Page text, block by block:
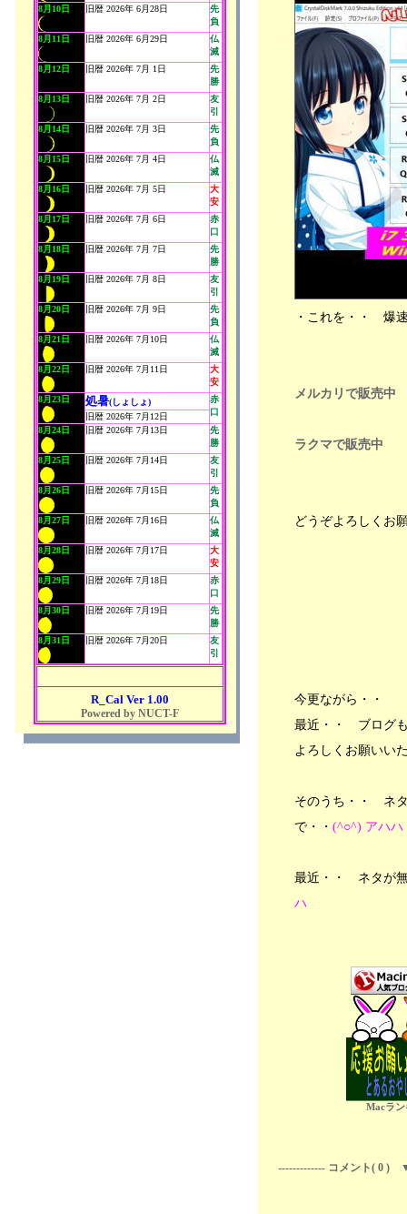
8月10日
旧暦 2026年 6月28日
先
負
8月11日
旧暦 2026年 6月29日
仏
滅
8月12日
旧暦 2026年 7月 1日
先
勝
8月13日
旧暦 2026年 7月 2日
友
引
8月14日
旧暦 2026年 7月 3日
先
負
8月15日
旧暦 2026年 7月 4日
仏
滅
8月16日
旧暦 2026年 7月 5日
大
安
8月17日
旧暦 2026年 7月 6日
赤
口
8月18日
旧暦 2026年 7月 7日
先
勝
8月19日
旧暦 2026年 7月 8日
友
引
8月20日
旧暦 2026年 7月 9日
先
負
8月21日
旧暦 2026年 7月10日
仏
滅
8月22日
旧暦 2026年 7月11日
大
安
8月23日
処暑(しょしょ)
赤
口
旧暦 2026年 7月12日
8月24日
旧暦 2026年 7月13日
先
勝
8月25日
旧暦 2026年 7月14日
友
引
8月26日
旧暦 2026年 7月15日
先
負
8月27日
旧暦 2026年 7月16日
仏
滅
8月28日
旧暦 2026年 7月17日
大
安
8月29日
旧暦 2026年 7月18日
赤
口
8月30日
旧暦 2026年 7月19日
先
勝
8月31日
旧暦 2026年 7月20日
友
引
R_Cal Ver 1.00
Powered by NUCT-F
・これを・・ 爆
メルカリで販売中
ラクマで販売中
どうぞよろしくお
今更ながら・・
最近・・ ブログ
よろしくお願いい
そのうち・・ ネ
で・・ (^○^) アハハ
最近・・ ネタが
ハ
Macラン
------------- コメント( 0 )